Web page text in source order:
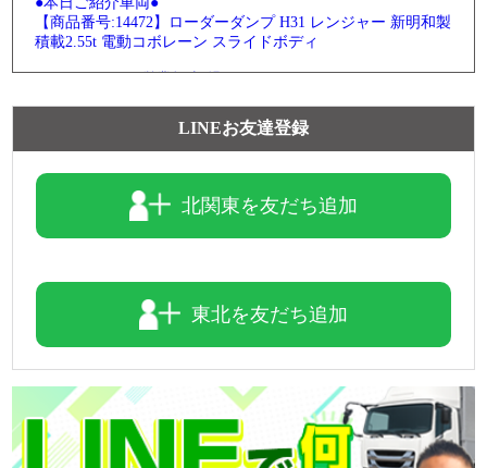
【商品番号:14472】ローダーダンプ H31 レンジャー 新明和製
積載2.55t 電動コボレーン スライドボディ
2026-08-05
魅力的なこちらの車両をピックアップ(ノ*˙˘˙)ノ =͟͟͞͞♡ブォン
●本日ご紹介車両●
【商品番号:14292】PG付アルミウイング H30 レンジャー ト
☎0120-98-1457 営業担当:中島
「HP見て」とお伝えいただけるとスムーズです❗
2026-08-04
今日は「橋の日」
橋が人や街をつなぐように、ダンプも建設現場やインフラ整
備を支えています。
LINEお友達登録
北関東を友だち追加
東北を友だち追加